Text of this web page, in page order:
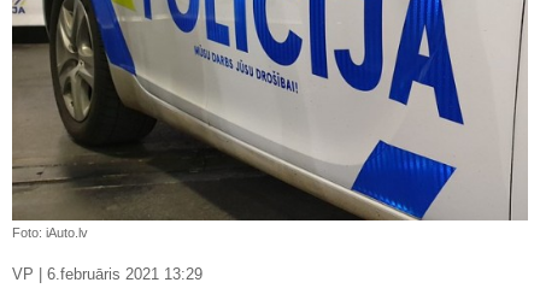
Foto: iAuto.lv
VP | 6.februāris 2021 13:29